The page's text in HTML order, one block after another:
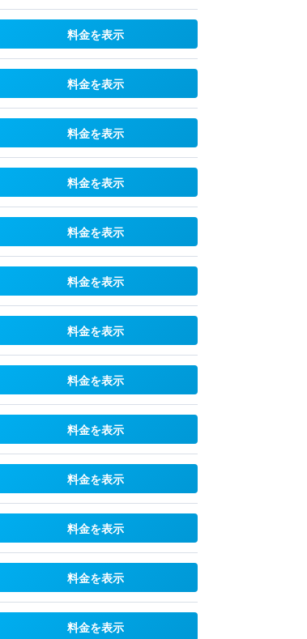
料金を表示
料金を表示
料金を表示
料金を表示
料金を表示
料金を表示
料金を表示
料金を表示
料金を表示
料金を表示
料金を表示
料金を表示
料金を表示